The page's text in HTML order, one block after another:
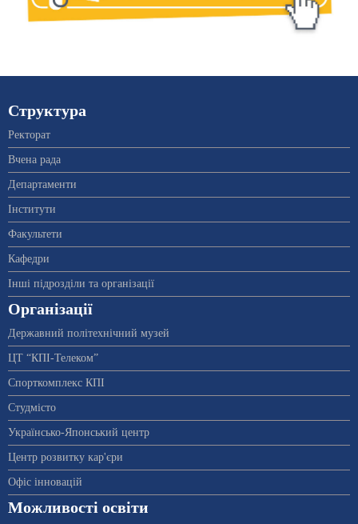
Структура
Ректорат
Вчена рада
Департаменти
Інститути
Факультети
Кафедри
Інші підрозділи та організації
Організації
Державний політехнічний музей
ЦТ “КПІ-Телеком”
Спорткомплекс КПІ
Студмісто
Українсько-Японський центр
Центр розвитку кар'єри
Офіс інновацій
Можливості освіти